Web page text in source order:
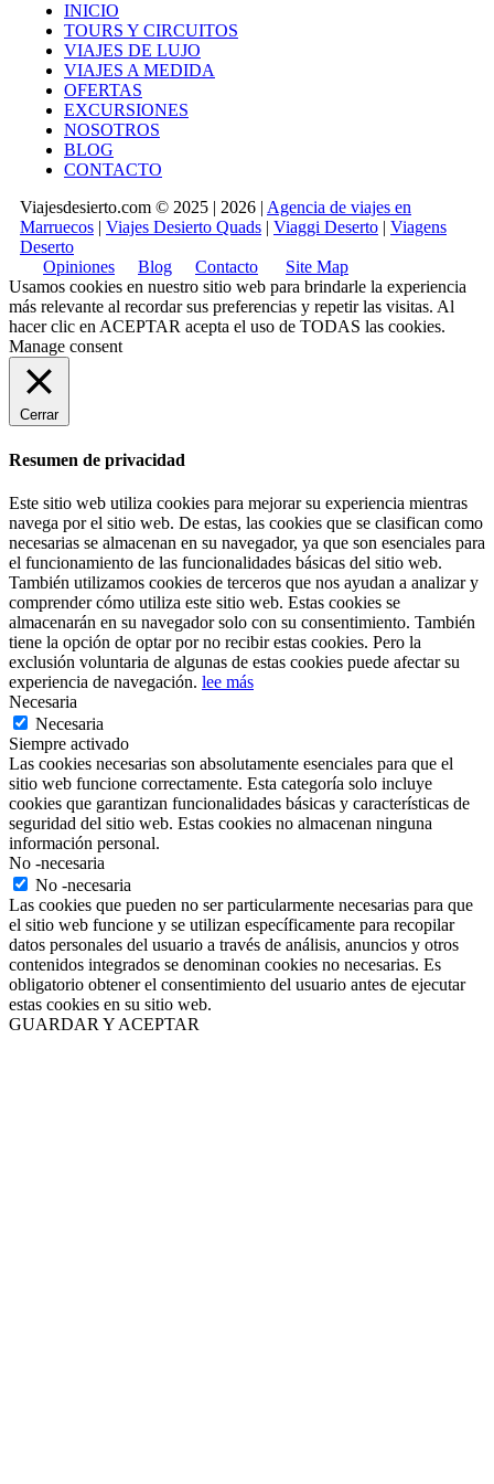
INICIO
TOURS Y CIRCUITOS
VIAJES DE LUJO
VIAJES A MEDIDA
OFERTAS
EXCURSIONES
NOSOTROS
BLOG
CONTACTO
Viajesdesierto.com © 2025 | 2026 | Agencia de viajes en
Marruecos | Viajes Desierto Quads | Viaggi Deserto | Viagens
Deserto
Opiniones
Blog Contacto
Site Map
Usamos cookies en nuestro sitio web para brindarle la experiencia
más relevante al recordar sus preferencias y repetir las visitas. Al
hacer clic en ACEPTAR acepta el uso de TODAS las cookies.
Manage consent
Cerrar
Resumen de privacidad
Este sitio web utiliza cookies para mejorar su experiencia mientras
navega por el sitio web. De estas, las cookies que se clasifican como
necesarias se almacenan en su navegador, ya que son esenciales para
el funcionamiento de las funcionalidades básicas del sitio web.
También utilizamos cookies de terceros que nos ayudan a analizar y
comprender cómo utiliza este sitio web. Estas cookies se
almacenarán en su navegador solo con su consentimiento. También
tiene la opción de optar por no recibir estas cookies. Pero la
exclusión voluntaria de algunas de estas cookies puede afectar su
experiencia de navegación. lee más
Necesaria
Necesaria
Siempre activado
Las cookies necesarias son absolutamente esenciales para que el
sitio web funcione correctamente. Esta categoría solo incluye
cookies que garantizan funcionalidades básicas y características de
seguridad del sitio web. Estas cookies no almacenan ninguna
información personal.
No -necesaria
No -necesaria
Las cookies que pueden no ser particularmente necesarias para que
el sitio web funcione y se utilizan específicamente para recopilar
datos personales del usuario a través de análisis, anuncios y otros
contenidos integrados se denominan cookies no necesarias. Es
obligatorio obtener el consentimiento del usuario antes de ejecutar
estas cookies en su sitio web.
GUARDAR Y ACEPTAR